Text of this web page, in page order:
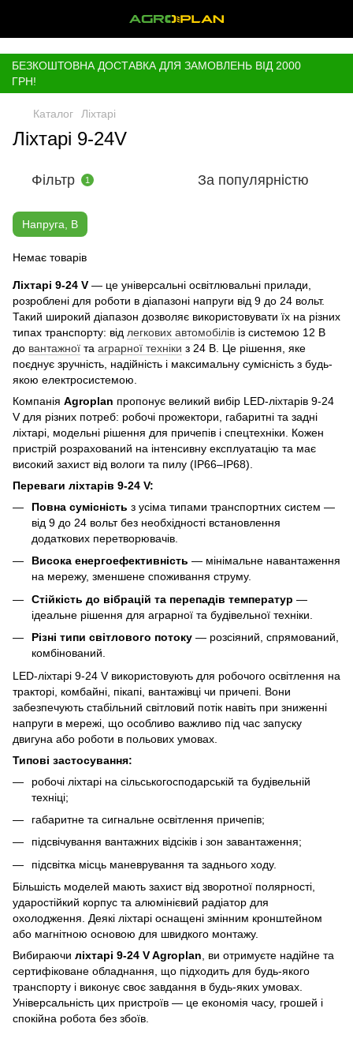
БЕЗКОШТОВНА ДОСТАВКА ДЛЯ ЗАМОВЛЕНЬ ВІД 2000
ГРН!
Каталог Ліхтарі
Ліхтарі 9-24V
Фільтр 1 За популярністю
Напруга, В
Немає товарів
Ліхтарі 9-24 V — це універсальні освітлювальні прилади,
розроблені для роботи в діапазоні напруги від 9 до 24 вольт.
Такий широкий діапазон дозволяє використовувати їх на різних
типах транспорту: від легкових автомобілів із системою 12 В
до вантажної та аграрної техніки з 24 В. Це рішення, яке
поєднує зручність, надійність і максимальну сумісність з будь-
якою електросистемою.
Компанія Agroplan пропонує великий вибір LED-ліхтарів 9-24
V для різних потреб: робочі прожектори, габаритні та задні
ліхтарі, модельні рішення для причепів і спецтехніки. Кожен
пристрій розрахований на інтенсивну експлуатацію та має
високий захист від вологи та пилу (IP66–IP68).
Переваги ліхтарів 9-24 V:
Повна сумісність з усіма типами транспортних систем —
від 9 до 24 вольт без необхідності встановлення
додаткових перетворювачів.
Висока енергоефективність — мінімальне навантаження
на мережу, зменшене споживання струму.
Стійкість до вібрацій та перепадів температур —
ідеальне рішення для аграрної та будівельної техніки.
Різні типи світлового потоку — розсіяний, спрямований,
комбінований.
LED-ліхтарі 9-24 V використовують для робочого освітлення на
тракторі, комбайні, пікапі, вантажівці чи причепі. Вони
забезпечують стабільний світловий потік навіть при зниженні
напруги в мережі, що особливо важливо під час запуску
двигуна або роботи в польових умовах.
Типові застосування:
робочі ліхтарі на сільськогосподарській та будівельній
техніці;
габаритне та сигнальне освітлення причепів;
підсвічування вантажних відсіків і зон завантаження;
підсвітка місць маневрування та заднього ходу.
Більшість моделей мають захист від зворотної полярності,
ударостійкий корпус та алюмінієвий радіатор для
охолодження. Деякі ліхтарі оснащені змінним кронштейном
або магнітною основою для швидкого монтажу.
Вибираючи ліхтарі 9-24 V Agroplan , ви отримуєте надійне та
сертифіковане обладнання, що підходить для будь-якого
транспорту і виконує своє завдання в будь-яких умовах.
Універсальність цих пристроїв — це економія часу, грошей і
спокійна робота без збоїв.